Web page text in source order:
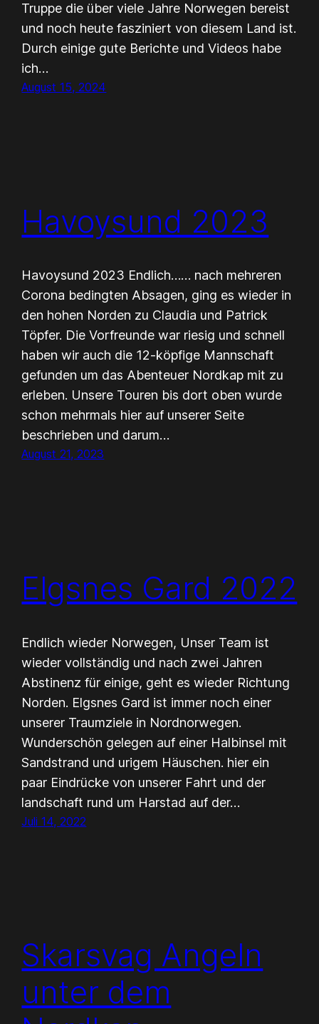
Truppe die über viele Jahre Norwegen bereist
und noch heute fasziniert von diesem Land ist.
Durch einige gute Berichte und Videos habe
ich…
August 15, 2024
Havoysund 2023
Havoysund 2023 Endlich…… nach mehreren
Corona bedingten Absagen, ging es wieder in
den hohen Norden zu Claudia und Patrick
Töpfer. Die Vorfreunde war riesig und schnell
haben wir auch die 12-köpfige Mannschaft
gefunden um das Abenteuer Nordkap mit zu
erleben. Unsere Touren bis dort oben wurde
schon mehrmals hier auf unserer Seite
beschrieben und darum…
August 21, 2023
Elgsnes Gard 2022
Endlich wieder Norwegen, Unser Team ist
wieder vollständig und nach zwei Jahren
Abstinenz für einige, geht es wieder Richtung
Norden. Elgsnes Gard ist immer noch einer
unserer Traumziele in Nordnorwegen.
Wunderschön gelegen auf einer Halbinsel mit
Sandstrand und urigem Häuschen. hier ein
paar Eindrücke von unserer Fahrt und der
landschaft rund um Harstad auf der…
Juli 14, 2022
Skarsvag Angeln
unter dem